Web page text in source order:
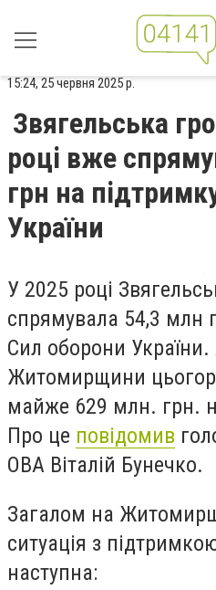
15:24, 25 червня 2025 р.
Звягельська
році вже
грн на
України
У 2025 році
спрямувала 54,3 млн
Сил оборони
Житомирщини
майже 629 млн. грн.
Про це повідомив
ОВА Віталій Бунечко.
Загалом на
ситуація з
наступна: